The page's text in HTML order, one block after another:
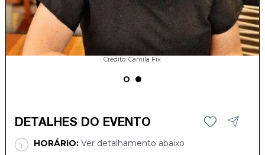
Crédito: Camila Fix
DETALHES DO EVENTO
HORÁRIO:Ver detalhamento abaixo